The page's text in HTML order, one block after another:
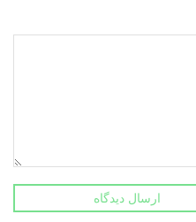
ارسال دیدگاه